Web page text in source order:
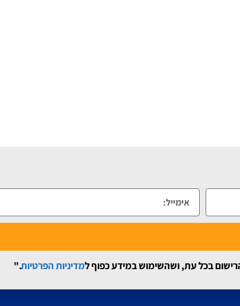
בכל עת, ושהשימוש במידע כפוף למדיניות הפרטיות."